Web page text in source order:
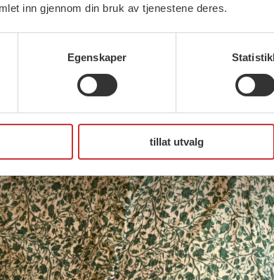
inn gjennom din bruk av tjenestene deres.
Egenskaper
tillat utvalg